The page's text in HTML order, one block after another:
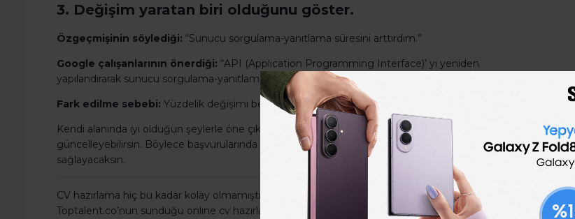
3. Değişim yaratan biri olduğunu göster.
Özgeçmişinin söylediği: “Sunucu sorgulama-yanıtlama süresini arttırdım.”
Google çalışanlarının önerdiği: “API (Application Programming Interface)’ yı yeniden
yapılandırarak sunucu sorgulama-yanıtlama süresinin yüzde 15 arttırdım.”
Fark edilme sebebi: Yüzdelik değişimi belirtmek senin değişime nasıl katkıda bulunduğunu gösterir.
Kendi alanında iyi olduğun şeylerle öne çıkmak için bu 3 örnekteki gibi bir yol izleyerek özgeçmişini
güncelleyebilirsin. Böylece başvurularında herkesten 1 adım önde olacaksın ve özgeçmişinin fark edilmesini
sağlayacaksın.
CV hazırlama hiç bu kadar kolay olmamıştı.
Toptalent.co’nun sunduğu online cv hazırlama programı ile ücretsiz cv hazırla.